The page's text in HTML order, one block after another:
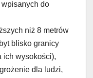
do
niż 8 metrów
blisko granicy
ich wysokości),
dla ludzi,